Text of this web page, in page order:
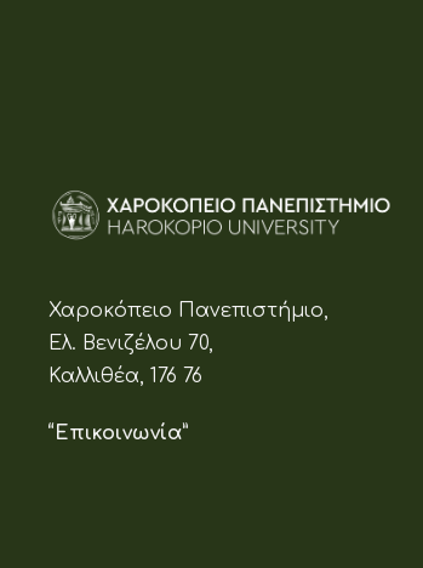
Χαροκόπειο Πανεπιστήμιο,
Ελ. Βενιζέλου 70,
Καλλιθέα, 176 76
“Επικοινωνία”